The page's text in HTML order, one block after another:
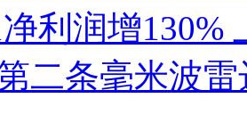
利润增130%
二条毫米波